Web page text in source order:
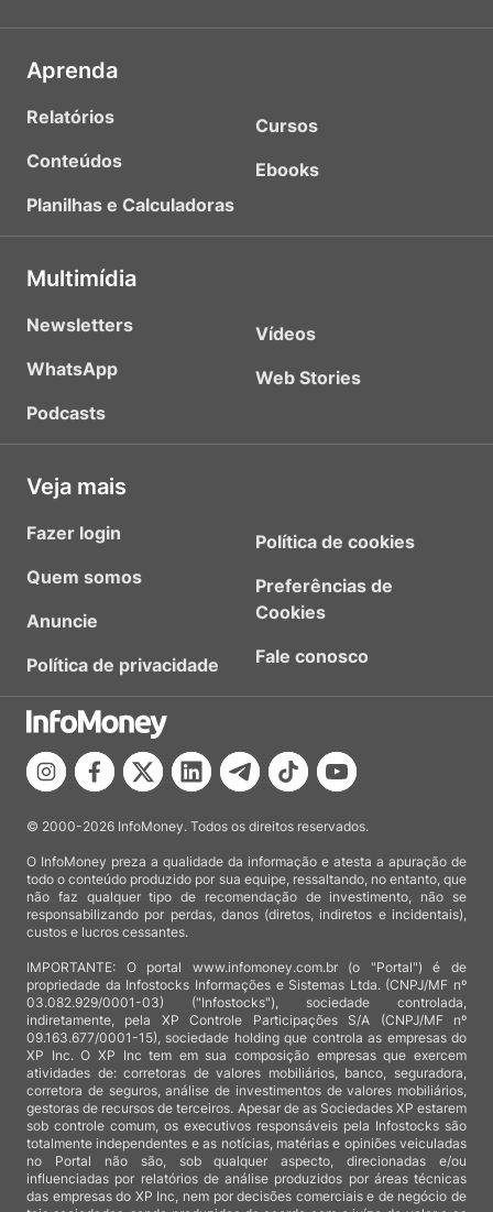
Aprenda
Relatórios
Conteúdos
Planilhas e Calculadoras
Cursos
Ebooks
Multimídia
Newsletters
WhatsApp
Podcasts
Vídeos
Web Stories
Veja mais
Fazer login
Quem somos
Anuncie
Política de privacidade
Política de cookies
Preferências de
Cookies
Fale conosco
© 2000-2026 InfoMoney. Todos os direitos reservados.
O InfoMoney preza a qualidade da informação e atesta a apuração de
todo o conteúdo produzido por sua equipe, ressaltando, no entanto, que
não faz qualquer tipo de recomendação de investimento, não se
responsabilizando por perdas, danos (diretos, indiretos e incidentais),
custos e lucros cessantes.
IMPORTANTE: O portal www.infomoney.com.br (o "Portal") é de
propriedade da Infostocks Informações e Sistemas Ltda. (CNPJ/MF nº
03.082.929/0001-03) ("Infostocks"), sociedade controlada,
indiretamente, pela XP Controle Participações S/A (CNPJ/MF nº
09.163.677/0001-15), sociedade holding que controla as empresas do
XP Inc. O XP Inc tem em sua composição empresas que exercem
atividades de: corretoras de valores mobiliários, banco, seguradora,
corretora de seguros, análise de investimentos de valores mobiliários,
gestoras de recursos de terceiros. Apesar de as Sociedades XP estarem
sob controle comum, os executivos responsáveis pela Infostocks são
totalmente independentes e as notícias, matérias e opiniões veiculadas
no Portal não são, sob qualquer aspecto, direcionadas e/ou
influenciadas por relatórios de análise produzidos por áreas técnicas
das empresas do XP Inc, nem por decisões comerciais e de negócio de